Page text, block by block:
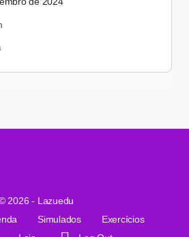
2026 - Lazuedu
Simulados
Exercícios